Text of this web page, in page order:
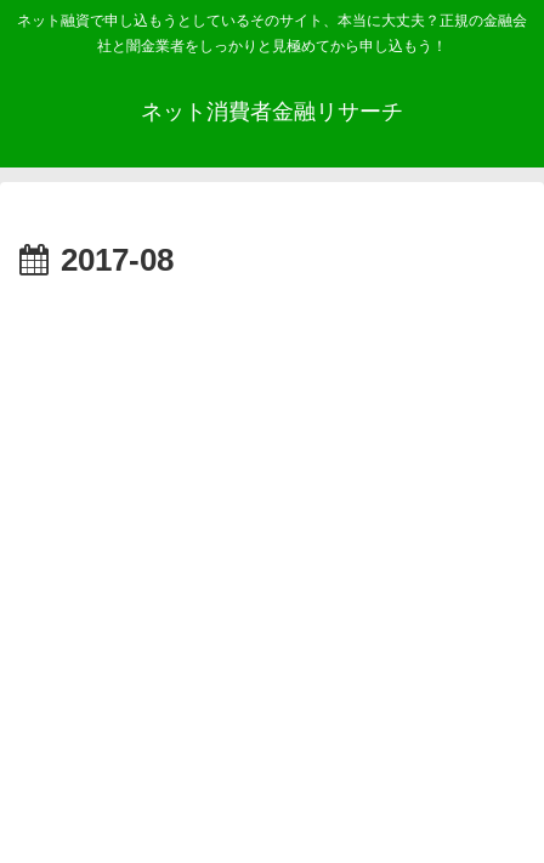
ネット融資で申し込もうとしているそのサイト、本当に大丈夫？正規の金融会
社と闇金業者をしっかりと見極めてから申し込もう！
ネット消費者金融リサーチ
2017-08